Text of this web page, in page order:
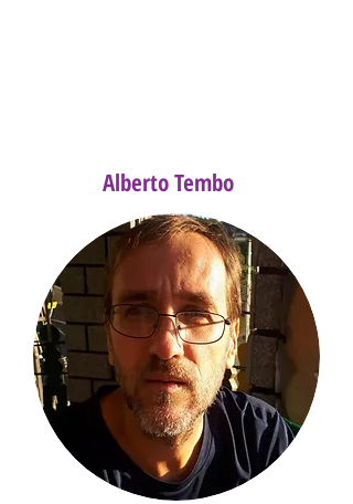
Alberto Tembo